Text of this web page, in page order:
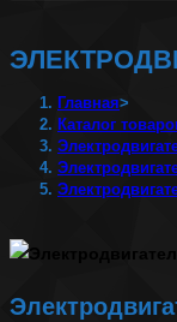
Главная>
Каталог